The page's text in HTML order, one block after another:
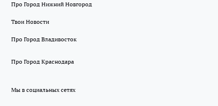
Про Город Нижний Новгород
Твои Новости
Про Город Владивосток
Про Город Краснодара
Мы в социальных сетях